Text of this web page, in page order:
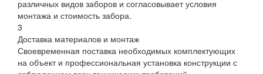
различных видов заборов и согласовывает условия
монтажа и стоимость забора.
3
Доставка материалов и монтаж
Своевременная поставка необходимых комплектующих
на объект и профессиональная установка конструкции с